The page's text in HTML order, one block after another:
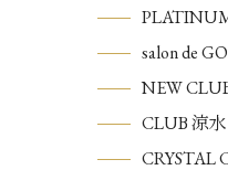
salon de
NEW
CLUB 涼水
CRYSTAL